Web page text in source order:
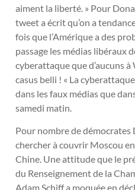
aiment la liberté. » Pour
tweet a écrit qu’on a
fois que l’Amérique a des
passage les médias libéraux
cyberattaque que d’aucuns
casus belli ! « La
dans les faux médias que
samedi matin.
Pour nombre de démocrates
chercher à couvrir Moscou
Chine. Une attitude que le
du Renseignement de la
Adam Schiff a moquée en